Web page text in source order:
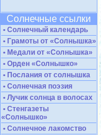
Солнечные ссылки
• Солнечный календарь
• Грамоты от «Солнышка»
• Медали от «Солнышка»
• Орден «Солнышко»
• Послания от солнышка
• Солнечная поэзия
• Лучик солнца в волосах
• Стенгазеты
«Солнышко»
• Солнечное лакомство